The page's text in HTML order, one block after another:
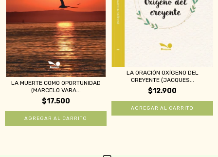
LA MUERTE COMO OPORTUNIDAD
(MARCELO VARA...
$17.500
LA ORACIÓN OXÍGENO DEL
CREYENTE (JACQUES...
$12.900